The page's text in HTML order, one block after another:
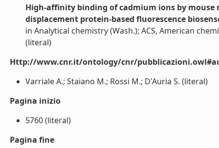
High-affinity binding of cadmium ions by
displacement protein-based fluorescence
in Analytical chemistry (Wash.); ACS, American
(literal)
Http://www.cnr.it/ontology/cnr/
Varriale A.; Staiano M.; Rossi M.; D'Auria S. (literal)
Pagina inizio
5760 (literal)
Pagina fine